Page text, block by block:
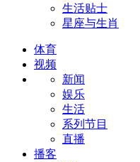
生活贴士
星座与生肖
体育
视频
新闻
娱乐
生活
系列节目
直播
播客